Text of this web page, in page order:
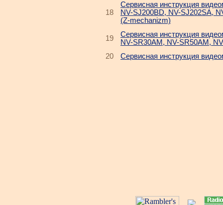
18
Cервисная инструкция
NV-SJ200BD, NV-SJ202SA,
(Z-mechanizm)
19
Cервисная инструкция
NV-SR30AM, NV-SR50AM,
20
Cервисная инструкция